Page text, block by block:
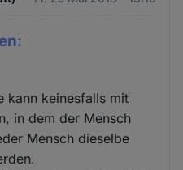
kann keinesfalls mit
in dem der Mensch
Mensch dieselbe